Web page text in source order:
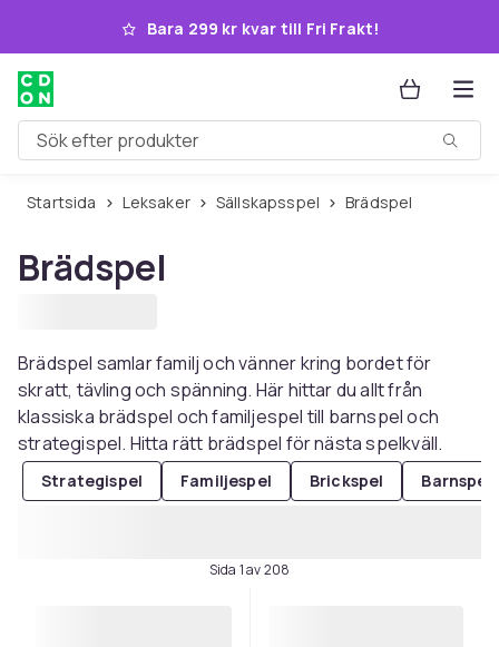
Hoppa till huvudinnehållet
Bara 299 kr kvar till Fri Frakt!
Sök efter produkter
Startsida Leksaker Sällskapsspel Brädspel
Brädspel
Brädspel samlar familj och vänner kring bordet för
skratt, tävling och spänning. Här hittar du allt från
klassiska brädspel och familjespel till barnspel och
strategispel. Hitta rätt brädspel för nästa spelkväll.
Strategispel Familjespel Brickspel Barnspel
Sida 1 av 208